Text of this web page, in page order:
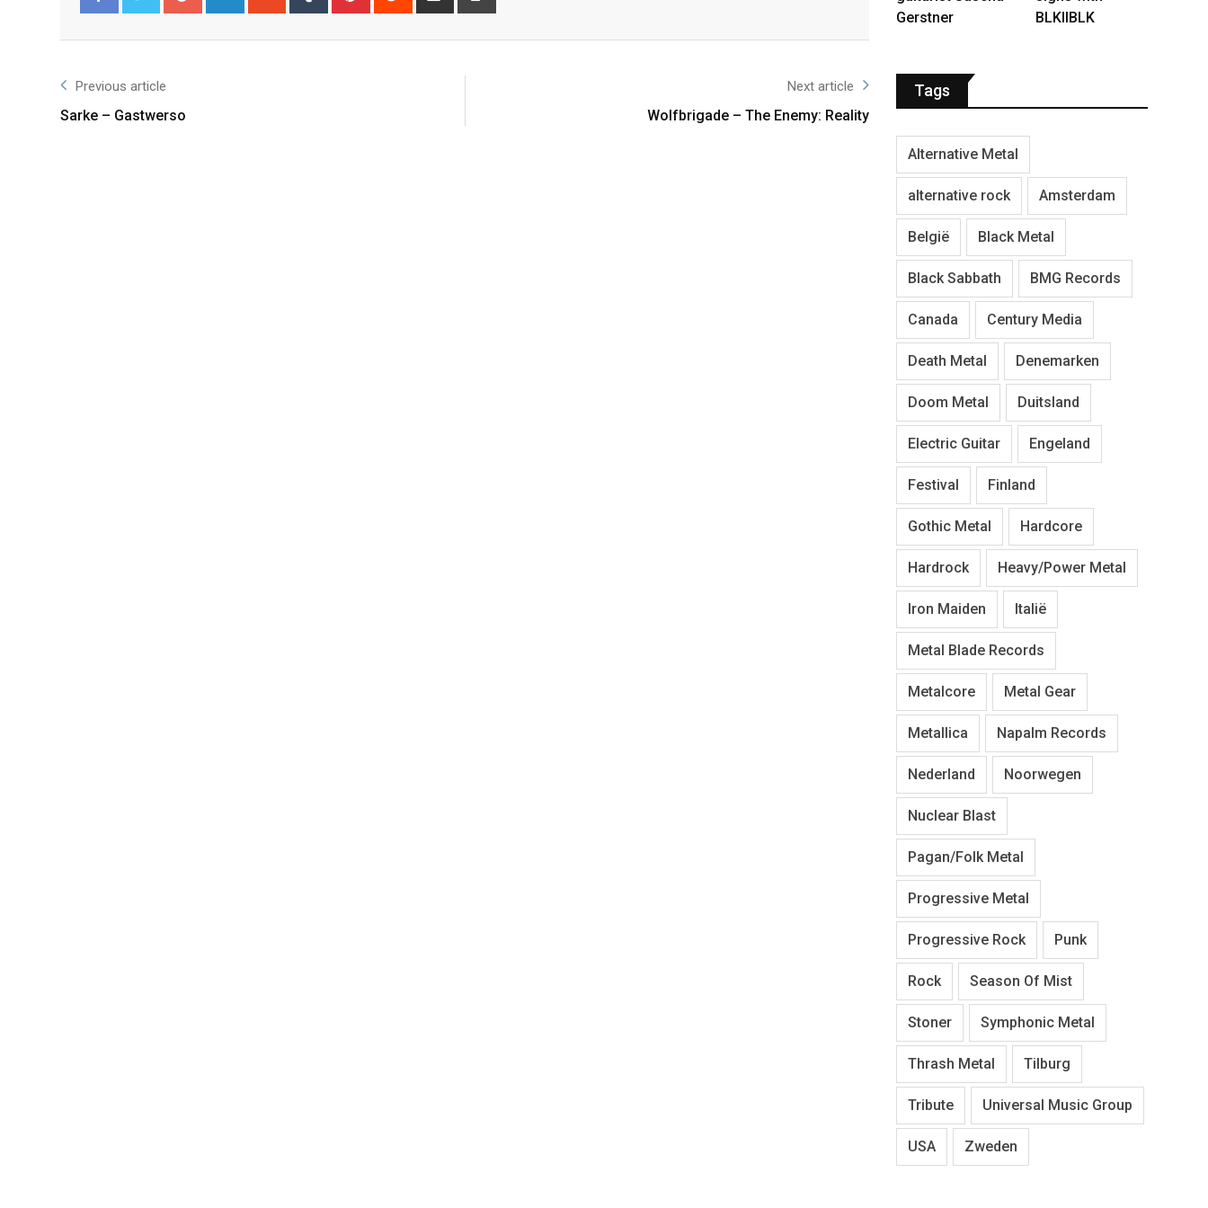
Previous article
Sarke – Gastwerso
Next article
Wolfbrigade – The Enemy: Reality
Gerstner
BLKIIBLK
Tags
Alternative Metal
alternative rock Amsterdam
België Black Metal
Black Sabbath BMG Records
Canada Century Media
Death Metal Denemarken
Doom Metal Duitsland
Electric Guitar Engeland
Festival Finland
Gothic Metal Hardcore
Hardrock Heavy/Power Metal
Iron Maiden Italië
Metal Blade Records
Metalcore Metal Gear
Metallica Napalm Records
Nederland Noorwegen
Nuclear Blast
Pagan/Folk Metal
Progressive Metal
Progressive Rock Punk
Rock Season Of Mist
Stoner Symphonic Metal
Thrash Metal Tilburg
Tribute Universal Music Group
USA Zweden